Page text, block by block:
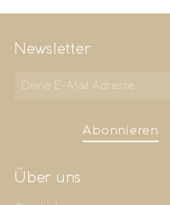
Newsletter
Abonnieren
Über uns